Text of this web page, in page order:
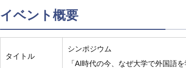
イベント概要
タイトル
シンポジウム
「AI時代の今、なぜ大学で外国語